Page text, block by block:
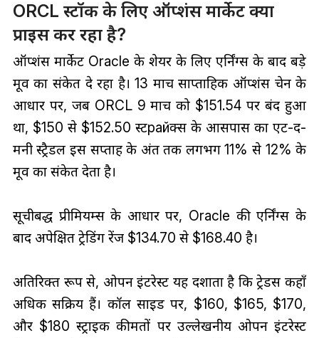
ORCL स्टॉक के लिए ऑप्शंस मार्केट क्या
प्राइस कर रहा है?
ऑप्शंस मार्केट Oracle के शेयर के लिए एर्निंग्स के बाद बड़े
मूव का संकेत दे रहा है। 13 मार्च साप्ताहिक ऑप्शंस चेन के
आधार पर, जब ORCL 9 मार्च को $151.54 पर बंद हुआ
था, $150 से $152.50 स्टрайक्स के आसपास का एट-द-
मनी स्ट्रैडल इस सप्ताह के अंत तक लगभग 11% से 12% के
मूव का संकेत देता है।
सूचीबद्ध प्रीमियम्स के आधार पर, Oracle की एर्निंग्स के
बाद अपेक्षित ट्रेडिंग रेंज $134.70 से $168.40 है।
अतिरिक्त रूप से, ओपन इंटरेस्ट यह दर्शाता है कि ट्रेडर्स कहाँ
अधिक सक्रिय हैं। कॉल साइड पर, $160, $165, $170,
और $180 स्ट्राइक कीमतों पर उल्लेखनीय ओपन इंटरेस्ट